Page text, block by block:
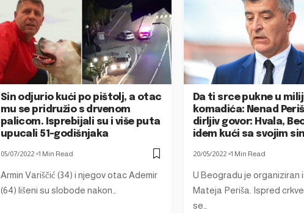
Sin odjurio kući po pištolj, a otac
mu se pridružio s drvenom
palicom. Isprebijali su i više puta
upucali 51-godišnjaka
05/07/2022 1 Min Read
Armin Variščić (34) i njegov otac Ademir
(64) lišeni su slobode nakon…
Da ti srce pukne u
komadića: Nenad
dirljiv govor: Hvala,
idem kući sa svojim
20/05/2022 1 Min Read
U Beogradu je organiziran
Mateja Periša. Ispred
se…